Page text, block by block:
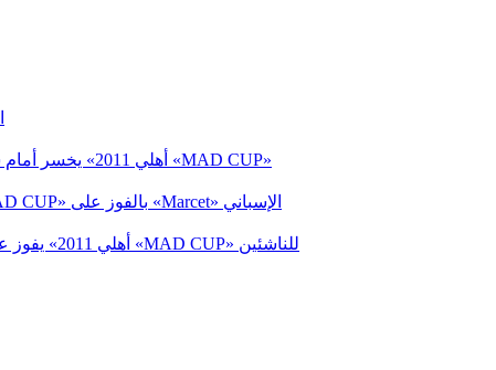
«أهلي 2011» يخسر أمام سان روكي الإسباني في ربع نهائي بطولة «MAD CUP»
«أهلي 2011» يتأهل لربع نهائي بطولة «MAD CUP» بالفوز على «Marcet» الإسباني
«أهلي 2011» يفوز على أتلتيكو مدريد بثلاثية نظيفة في بطولة «MAD CUP» للناشئين